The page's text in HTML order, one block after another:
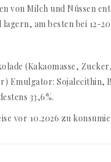
von Milch und Nüssen
am besten bei 12-
(Kakaomasse,
Emulgator: Sojalecithin,
33,6%.
vor 10.2026 zu